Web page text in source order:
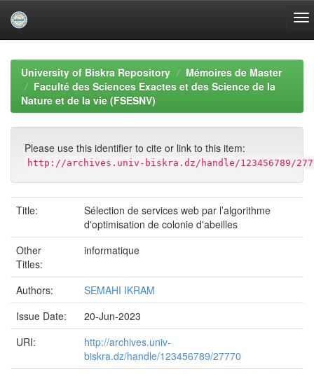
navigationUniversity of Biskra Repository
Mémoires de Master
Faculté des Sciences Exactes et des Science de la
Nature et de la vie (FSESNV)
Please use this identifier to cite or link to this item:
http://archives.univ-biskra.dz/handle/123456789/
Title:
Sélection de services web par l’algorithme
d'optimisation de colonie d'abeilles
Other
Titles:
informatique
Authors:
SEMAHI IKRAM
Issue Date:
20-Jun-2023
URI:
http://archives.univ-
biskra.dz/handle/123456789/27770